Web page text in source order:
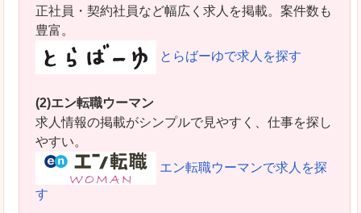
正社員・契約社員など幅広く求人を掲載。案件数も
豊富。
とらばーゆで求人を探す
(2)エン転職ウーマン
求人情報の掲載がシンプルで見やすく、仕事を探し
やすい。
エン転職ウーマンで求人を探
す